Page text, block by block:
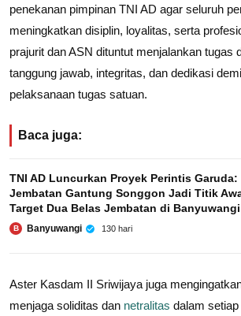
penekanan pimpinan TNI AD agar seluruh
meningkatkan disiplin, loyalitas, serta
prajurit dan ASN dituntut menjalankan tugas
tanggung jawab, integritas, dan dedikasi
pelaksanaan tugas satuan.
Baca juga:
TNI AD Luncurkan Proyek Perintis Garuda:
Jembatan Gantung Songgon Jadi Titik
Target Dua Belas Jembatan di Banyuwangi
B Banyuwangi 130 hari
Aster Kasdam II Sriwijaya juga
menjaga soliditas dan netralitas dalam